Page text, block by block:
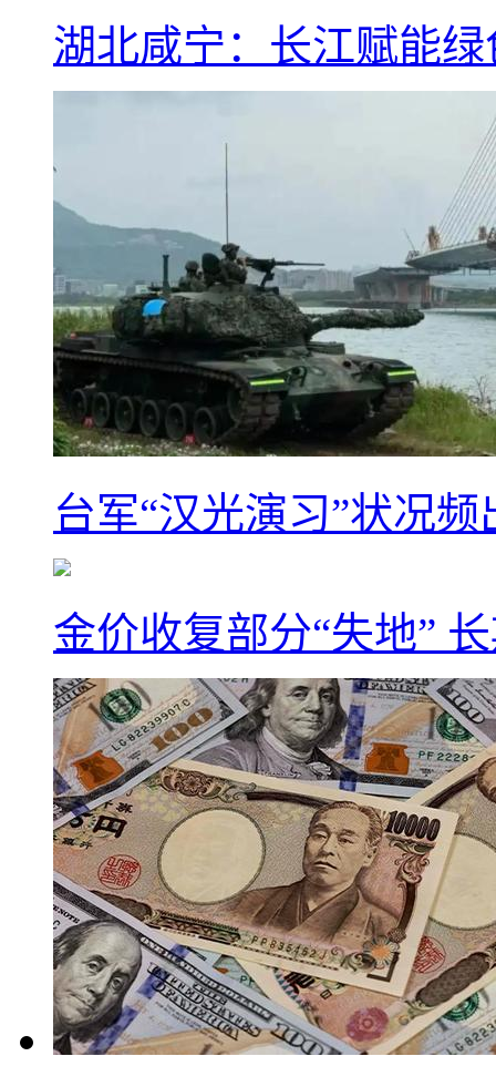
湖北咸宁：长江赋能
台军“汉光演习”状况
金价收复部分“失地”